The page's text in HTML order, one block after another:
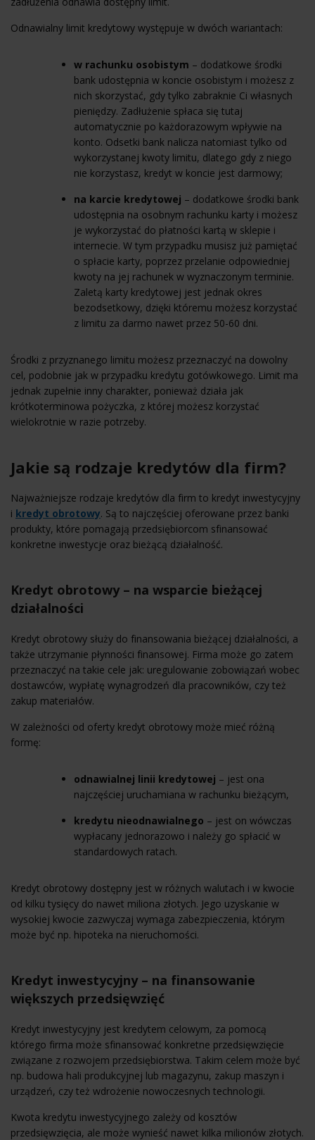
Odnawialny limit kredytowy występuje w dwóch wariantach:
w rachunku osobistym – dodatkowe środki
bank udostępnia w koncie osobistym i możesz z
nich skorzystać, gdy tylko zabraknie Ci własnych
pieniędzy. Zadłużenie spłaca się tutaj
automatycznie po każdorazowym wpływie na
konto. Odsetki bank nalicza natomiast tylko od
wykorzystanej kwoty limitu, dlatego gdy z niego
nie korzystasz, kredyt w koncie jest darmowy;
na karcie kredytowej – dodatkowe środki bank
udostępnia na osobnym rachunku karty i możesz
je wykorzystać do płatności kartą w sklepie i
internecie. W tym przypadku musisz już pamiętać
o spłacie karty, poprzez przelanie odpowiedniej
kwoty na jej rachunek w wyznaczonym terminie.
Zaletą karty kredytowej jest jednak okres
bezodsetkowy, dzięki któremu możesz korzystać
z limitu za darmo nawet przez 50-60 dni.
Środki z przyznanego limitu możesz przeznaczyć na dowolny
cel, podobnie jak w przypadku kredytu gotówkowego. Limit ma
jednak zupełnie inny charakter, ponieważ działa jak
krótkoterminowa pożyczka, z której możesz korzystać
wielokrotnie w razie potrzeby.
Jakie są rodzaje kredytów dla firm?
Najważniejsze rodzaje kredytów dla firm to kredyt inwestycyjny
i kredyt obrotowy. Są to najczęściej oferowane przez banki
produkty, które pomagają przedsiębiorcom sfinansować
konkretne inwestycje oraz bieżącą działalność.
Kredyt obrotowy – na wsparcie bieżącej
działalności
Kredyt obrotowy służy do finansowania bieżącej działalności, a
także utrzymanie płynności finansowej. Firma może go zatem
przeznaczyć na takie cele jak: uregulowanie zobowiązań wobec
dostawców, wypłatę wynagrodzeń dla pracowników, czy też
zakup materiałów.
W zależności od oferty kredyt obrotowy może mieć różną
formę:
odnawialnej linii kredytowej – jest ona
najczęściej uruchamiana w rachunku bieżącym,
kredytu nieodnawialnego – jest on wówczas
wypłacany jednorazowo i należy go spłacić w
standardowych ratach.
Kredyt obrotowy dostępny jest w różnych walutach i w kwocie
od kilku tysięcy do nawet miliona złotych. Jego uzyskanie w
wysokiej kwocie zazwyczaj wymaga zabezpieczenia, którym
może być np. hipoteka na nieruchomości.
Kredyt inwestycyjny – na finansowanie
większych przedsięwzięć
Kredyt inwestycyjny jest kredytem celowym, za pomocą
którego firma może sfinansować konkretne przedsięwzięcie
związane z rozwojem przedsiębiorstwa. Takim celem może być
np. budowa hali produkcyjnej lub magazynu, zakup maszyn i
urządzeń, czy też wdrożenie nowoczesnych technologii.
Kwota kredytu inwestycyjnego zależy od kosztów
przedsięwzięcia, ale może wynieść nawet kilka milionów złotych.